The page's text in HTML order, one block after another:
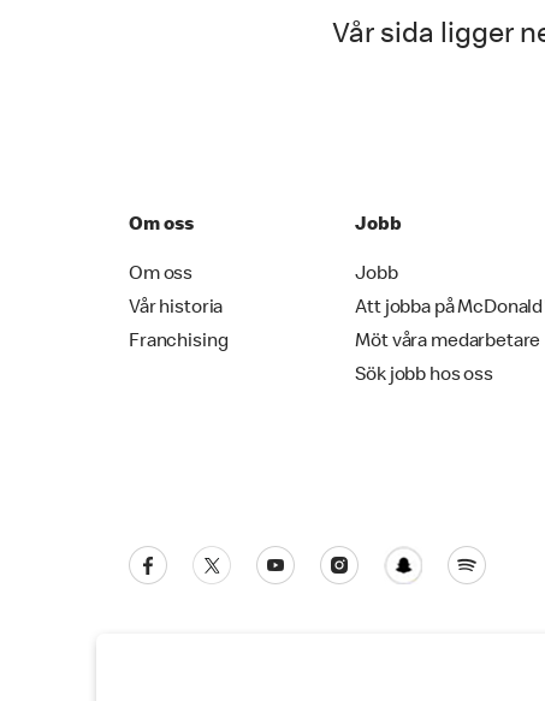
Vår sida ligger
Om oss
Om oss
Vår historia
Franchising
Jobb
Jobb
Att jobba på
Möt våra medarbetare
Sök jobb hos oss